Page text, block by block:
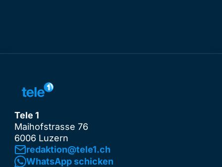
Tele 1
Maihofstrasse 76
6006 Luzern
redaktion@tele1.ch
WhatsApp schicken